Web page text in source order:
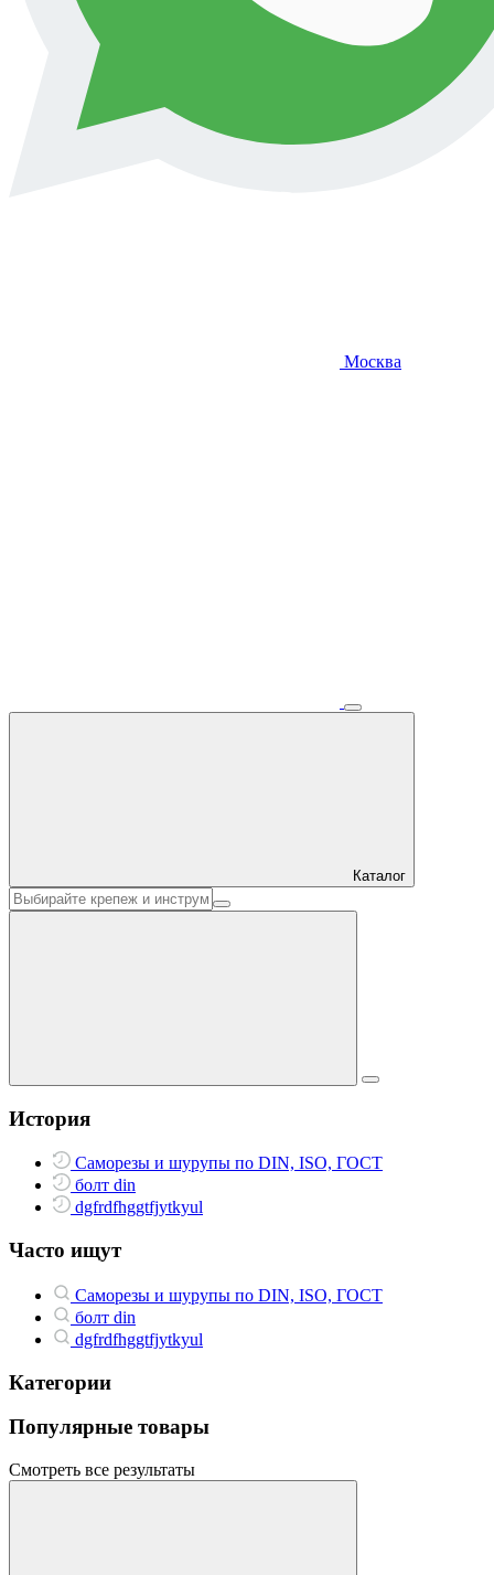
Москва
Каталог
История
Саморезы и шурупы по DIN, ISO, ГОСТ
болт din
dgfrdfhggtfjytkyul
Часто ищут
Саморезы и шурупы по DIN, ISO, ГОСТ
болт din
dgfrdfhggtfjytkyul
Категории
Популярные товары
Смотреть все результаты